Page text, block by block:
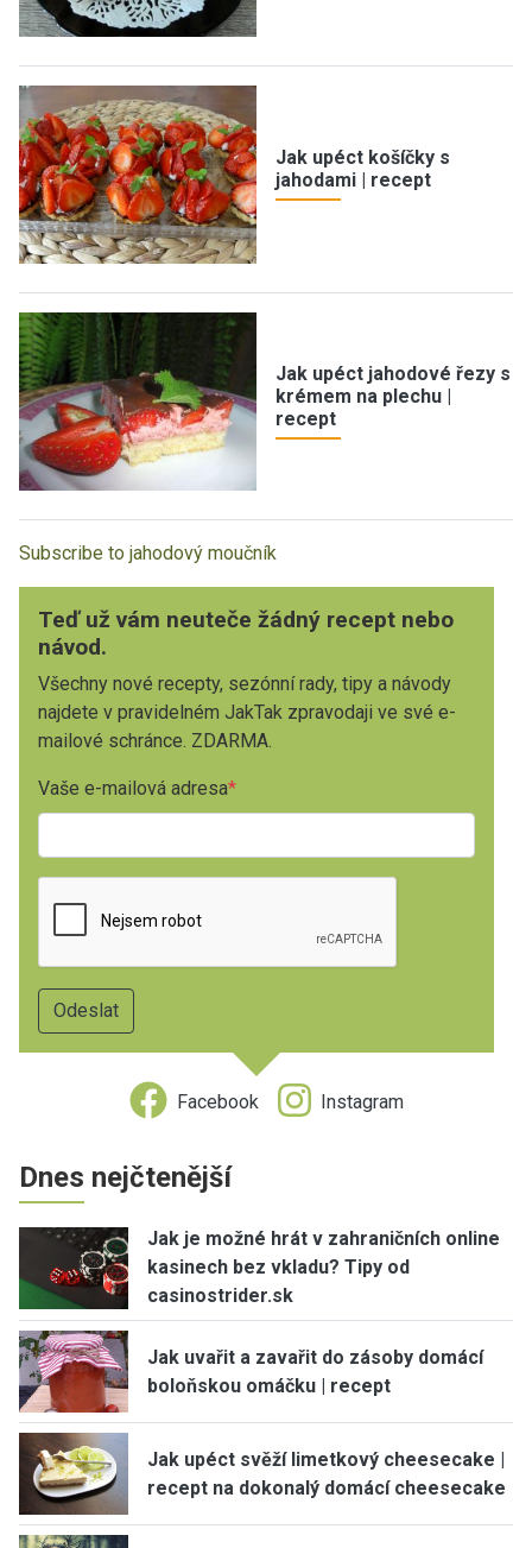
Jak upéct košíčky s
jahodami | recept
Jak upéct jahodové řezy s
krémem na plechu |
recept
Subscribe to jahodový moučník
Teď už vám neuteče žádný recept nebo
návod.
Všechny nové recepty, sezónní rady, tipy a návody
najdete v pravidelném JakTak zpravodaji ve své e-
mailové schránce. ZDARMA.
Vaše e-mailová adresa
Facebook Instagram
Dnes nejčtenější
Jak je možné hrát v zahraničních online
kasinech bez vkladu? Tipy od
casinostrider.sk
Jak uvařit a zavařit do zásoby domácí
boloňskou omáčku | recept
Jak upéct svěží limetkový cheesecake |
recept na dokonalý domácí cheesecake